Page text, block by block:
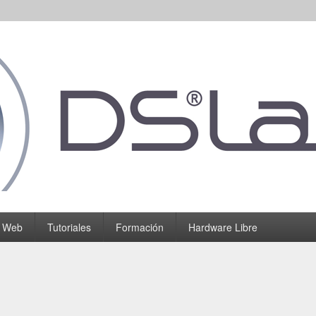
Tutoriales Formación Hardware Libre